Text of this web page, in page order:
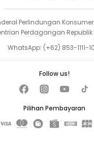
Perlindungan
Perdagangan
WhatsApp: (+62) 853-1111-
Pilihan Pembayaran
Follow us!